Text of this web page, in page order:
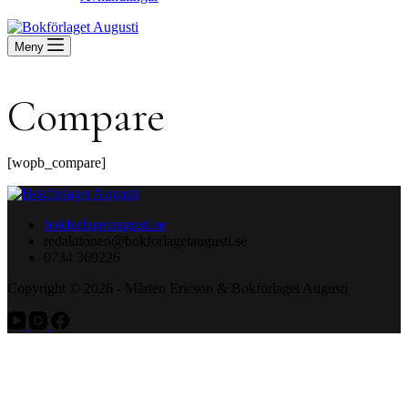
Meny
Compare
[wopb_compare]
bokforlagetaugusti.se